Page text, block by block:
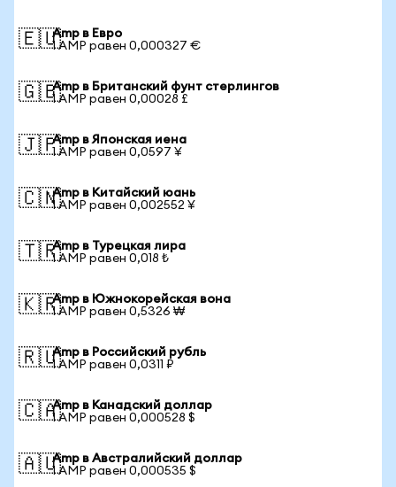
🇪🇺Amp в Евро
1 AMP равен 0,000327 €
🇬🇧Amp в Британский фунт стерлингов
1 AMP равен 0,00028 £
🇯🇵Amp в Японская иена
1 AMP равен 0,0597 ¥
🇨🇳Amp в Китайский юань
1 AMP равен 0,002552 ¥
🇹🇷Amp в Турецкая лира
1 AMP равен 0,018 ₺
🇰🇷Amp в Южнокорейская вона
1 AMP равен 0,5326 ₩
🇷🇺Amp в Российский рубль
1 AMP равен 0,0311 ₽
🇨🇦Amp в Канадский доллар
1 AMP равен 0,000528 $
🇦🇺Amp в Австралийский доллар
1 AMP равен 0,000535 $